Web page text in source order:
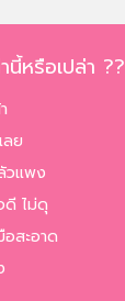
หรือเปล่า
ย
วแพง
ดี ไม่ดุ
สะอาด